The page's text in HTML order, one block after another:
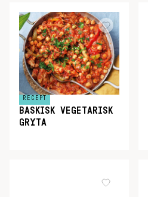
RECEPT
BASKISK VEGETARISK
GRYTA